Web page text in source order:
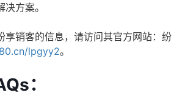
方案。
享销客的信息，请访问其官方网站：纷
lpgyy2。
：